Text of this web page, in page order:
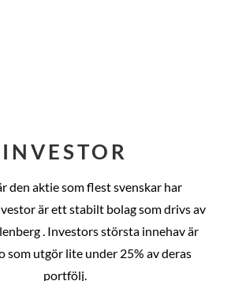
INVESTOR
den aktie som flest svenskar har
är ett stabilt bolag som drivs av
. Investors största innehav är
som utgör lite under 25% av deras
portfölj.